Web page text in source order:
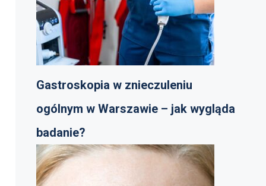
Gastroskopia w znieczuleniu
ogólnym w Warszawie – jak wygląda
badanie?